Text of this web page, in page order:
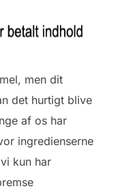
men dit
det hurtigt blive
af os har
ingredienserne
kun har